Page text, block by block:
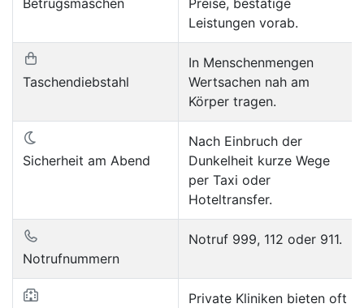
Leistungen vorab.
Taschendiebstahl
In Menschenmengen
Wertsachen nah am
Körper tragen.
Sicherheit am Abend
Nach Einbruch der
Dunkelheit kurze Wege
per Taxi oder
Hoteltransfer.
Notrufnummern
Notruf 999, 112 oder 911.
Private Kliniken bieten oft